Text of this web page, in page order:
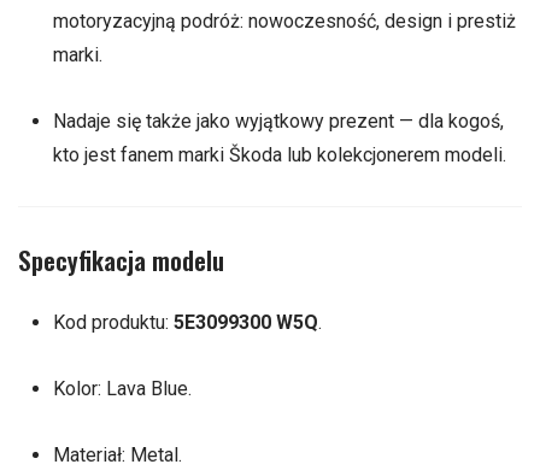
motoryzacyjną podróż: nowoczesność, design i prestiż
marki.
Nadaje się także jako wyjątkowy prezent — dla kogoś,
kto jest fanem marki Škoda lub kolekcjonerem modeli.
Specyfikacja modelu
Kod produktu: 5E3099300 W5Q.
Kolor: Lava Blue.
Materiał: Metal.